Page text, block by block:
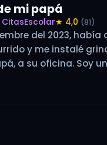
mi papá
CitasEscolar★ 4,0 (81)
del 2023,
y me instalé
a su oficina. Soy